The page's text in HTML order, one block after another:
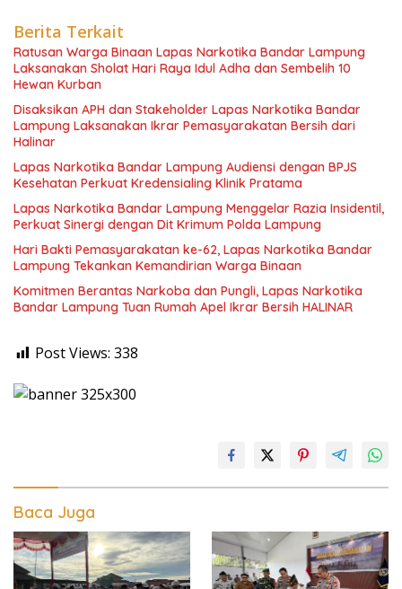
Berita Terkait
Ratusan Warga Binaan Lapas Narkotika Bandar Lampung
Laksanakan Sholat Hari Raya Idul Adha dan Sembelih 10
Hewan Kurban
Disaksikan APH dan Stakeholder Lapas Narkotika Bandar
Lampung Laksanakan Ikrar Pemasyarakatan Bersih dari
Halinar
Lapas Narkotika Bandar Lampung Audiensi dengan BPJS
Kesehatan Perkuat Kredensialing Klinik Pratama
Lapas Narkotika Bandar Lampung Menggelar Razia Insidentil,
Perkuat Sinergi dengan Dit Krimum Polda Lampung
Hari Bakti Pemasyarakatan ke-62, Lapas Narkotika Bandar
Lampung Tekankan Kemandirian Warga Binaan
Komitmen Berantas Narkoba dan Pungli, Lapas Narkotika
Bandar Lampung Tuan Rumah Apel Ikrar Bersih HALINAR
Post Views: 338
Baca Juga